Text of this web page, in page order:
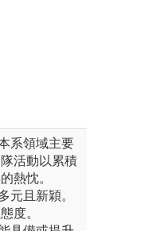
系領域主要
活動以累積
熱忱。
元且新穎。
度。